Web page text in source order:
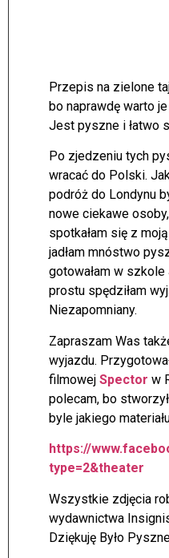
Przepis na zielone
bo naprawdę warto
Jest pyszne i łatwo
Po zjedzeniu tych
wracać do Polski.
podróż do Londynu
nowe ciekawe
spotkałam się z
jadłam mnóstwo
gotowałam w
prostu spędziłam
Niezapomniany.
Zapraszam Was
wyjazdu.
filmowej Spector w
polecam, bo
byle jakiego
https://
type=2&theater
Wszystkie zdjęcia
wydawnictwa
Dziękuję Było